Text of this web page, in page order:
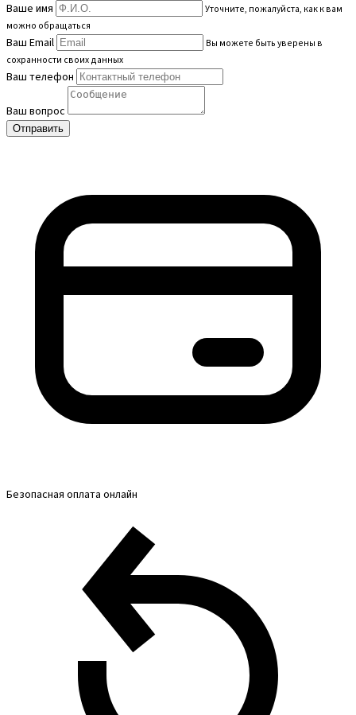
Ваше имя
Уточните, пожалуйста, как к вам
можно обращаться
Ваш Email
Вы можете быть уверены в
сохранности своих данных
Ваш телефон
Ваш вопрос
Безопасная оплата онлайн